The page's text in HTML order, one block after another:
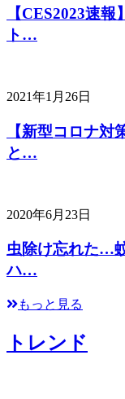
【CES2023速
ト…
2021年1月26日
【新型コロナ
と…
2020年6月23日
虫除け忘れた…
ハ…
もっと見る
トレンド